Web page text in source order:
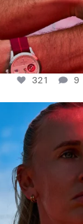
321 9
elegance and
441
14